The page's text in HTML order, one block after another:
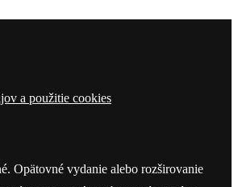
a použitie cookies
Opätovné vydanie alebo rozširovanie